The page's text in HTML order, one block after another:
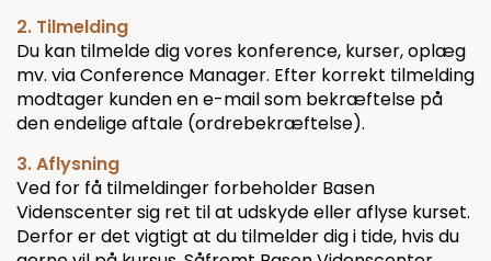
2. Tilmelding
Du kan tilmelde dig vores konference, kurser, oplæg
mv. via Conference Manager. Efter korrekt tilmelding
modtager kunden en e-mail som bekræftelse på
den endelige aftale (ordrebekræftelse).
3. Aflysning
Ved for få tilmeldinger forbeholder Basen
Videnscenter sig ret til at udskyde eller aflyse kurset.
Derfor er det vigtigt at du tilmelder dig i tide, hvis du